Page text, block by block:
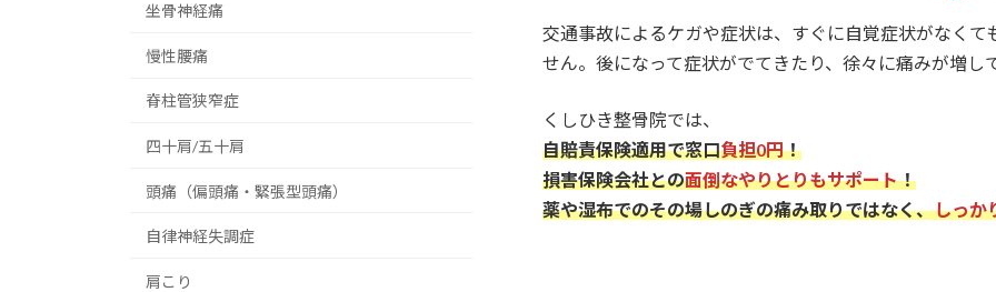
交通事故によるケガや症状は、すぐに自覚症状がなく
せん。後になって症状がでてきたり、徐々に痛みが増し
くしひき整骨院では、
自賠責保険適用で窓口負担0円！
損害保険会社との面倒なやりとりもサポート！
薬や湿布でのその場しのぎの痛み取りではなく、しっか
坐骨神経痛
慢性腰痛
脊柱管狭窄症
四十肩/五十肩
頭痛（偏頭痛・緊張型頭痛）
自律神経失調症
肩こり